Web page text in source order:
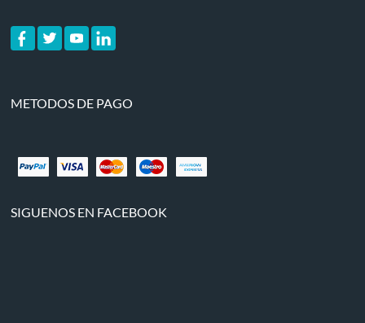
METODOS DE PAGO
SIGUENOS EN FACEBOOK